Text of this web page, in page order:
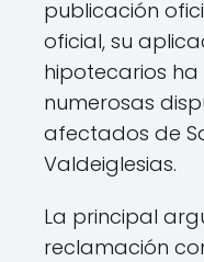
publicación
oficial, su
hipotecarios
numerosas
afectados de
Valdeiglesias.
La principal
reclamación